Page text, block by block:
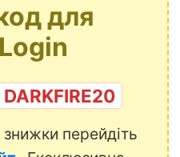
для
DARKFIRE20
перейдіть